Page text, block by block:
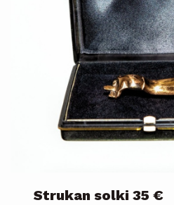
Strukan solki 35 €